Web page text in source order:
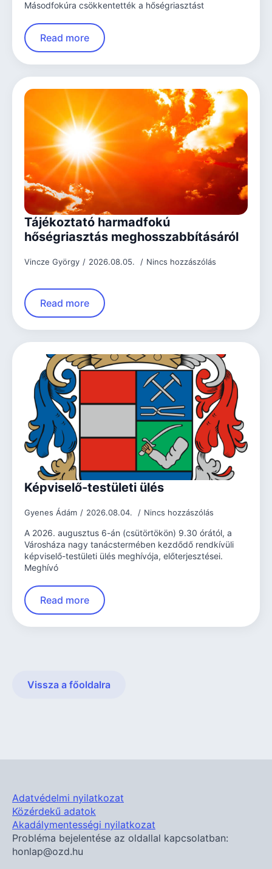
Másodfokúra csökkentették a hőségriasztást
Read more
Tájékoztató harmadfokú
hőségriasztás meghosszabbításáról
Vincze György 2026.08.05. Nincs hozzászólás
Read more
Képviselő-testületi ülés
Gyenes Ádám 2026.08.04. Nincs hozzászólás
A 2026. augusztus 6-án (csütörtökön) 9.30 órától, a
Városháza nagy tanácstermében kezdődő rendkívüli
képviselő-testületi ülés meghívója, előterjesztései.
Meghívó
Read more
Vissza a főoldalra
Adatvédelmi nyilatkozat
Közérdekű adatok
Akadálymentességi nyilatkozat
Probléma bejelentése az oldallal kapcsolatban:
honlap@ozd.hu